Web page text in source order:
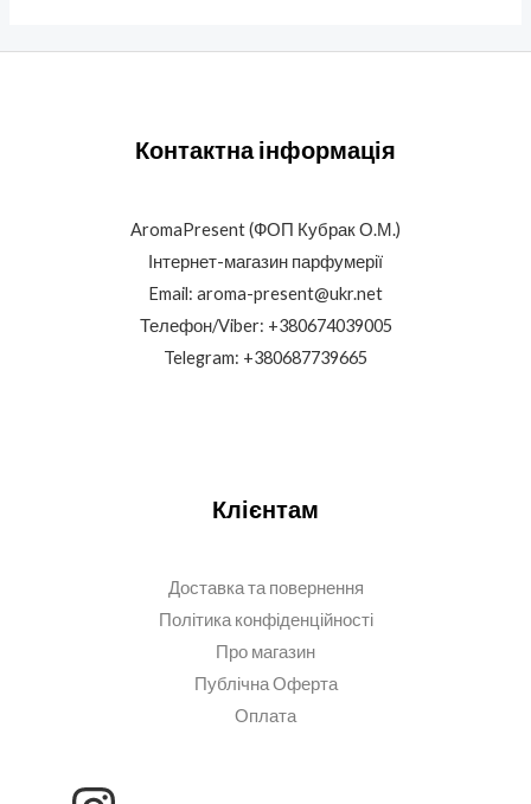
Контактна інформація
AromaPresent (ФОП Кубрак О.М.)
Інтернет-магазин парфумерії
Email: aroma-present@ukr.net
Телефон/Viber: +380674039005
Telegram: +380687739665
Клієнтам
Доставка та повернення
Політика конфіденційності
Про магазин
Публічна Оферта
Оплата